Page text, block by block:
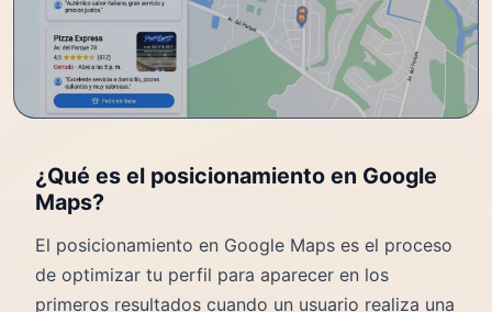
¿Qué es el posicionamiento en Google
Maps?
El posicionamiento en Google Maps es el proceso
de optimizar tu perfil para aparecer en los
primeros resultados cuando un usuario realiza una